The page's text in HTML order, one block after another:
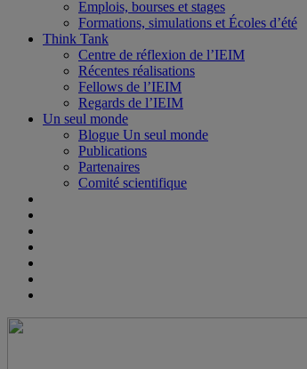
Emplois, bourses et stages
Formations, simulations et Écoles d’été
Think Tank
Centre de réflexion de l’IEIM
Récentes réalisations
Fellows de l’IEIM
Regards de l’IEIM
Un seul monde
Blogue Un seul monde
Publications
Partenaires
Comité scientifique